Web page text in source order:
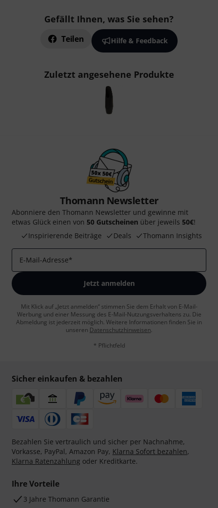
Gefällt Ihnen, was Sie sehen?
Teilen Hilfe & Feedback
Zuletzt angesehene Produkte
Thomann Newsletter
Abonniere den Thomann Newsletter und gewinne mit
etwas Glück einen von 50 Gutscheinen über jeweils 50€!
Inspirierende Beiträge
Deals Thomann Insights
E-Mail-Adresse*
Jetzt anmelden
Mit Klick auf „Jetzt anmelden“ stimmen Sie dem Erhalt von E-Mail-
Werbung und einer Messung des E-Mail-Nutzungsverhaltens zu. Die
Abmeldung ist jederzeit möglich. Weitere Informationen finden Sie in
unseren Datenschutzhinweisen.
* Pflichtfeld
Sicher einkaufen & bezahlen
Bezahlen Sie vertraulich und sicher per Nachnahme,
Vorkasse, PayPal, Amazon Pay, Klarna Sofort bezahlen,
Klarna Ratenzahlung oder Kreditkarte.
Ihre Vorteile
3 Jahre Thomann Garantie